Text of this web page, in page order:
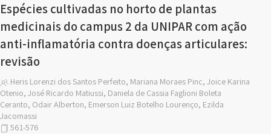
Espécies cultivadas no horto de plantas
medicinais do campus 2 da UNIPAR com ação
anti-inflamatória contra doenças articulares:
revisão
Heris Lorenzi dos Santos Perfeito, Mariana Moraes Pinc, Joice Karina
Otenio, José Ricardo Matiussi, Daniela de Cassia Faglioni Boleta
Ceranto, Odair Alberton, Emerson Luiz Botelho Lourenço, Ezilda
Jacomassi
561-576